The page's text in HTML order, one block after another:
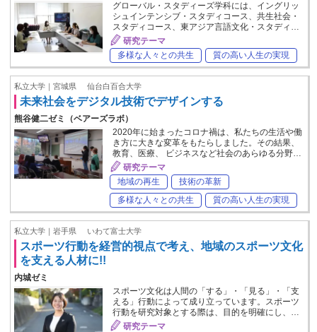
グローバル・スタディーズ学科には、イングリッ
シュインテンシブ・スタディコース、共生社会・
スタディコース、東アジア言語文化・スタディ…
研究テーマ
多様な人々との共生
質の高い人生の実現
私立大学｜宮城県 仙台白百合大学
未来社会をデジタル技術でデザインする
熊谷健二ゼミ（ベアーズラボ）
2020年に始まったコロナ禍は、私たちの生活や働
き方に大きな変革をもたらしました。その結果、
教育、医療、 ビジネスなど社会のあらゆる分野…
研究テーマ
地域の再生
技術の革新
多様な人々との共生
質の高い人生の実現
私立大学｜岩手県 いわて富士大学
スポーツ行動を経営的視点で考え、地域のスポーツ文化
を支える人材に!!
内城ゼミ
スポーツ文化は人間の「する」・「見る」・「支
える」行動によって成り立っています。スポーツ
行動を研究対象とする際は、目的を明確にし、…
研究テーマ